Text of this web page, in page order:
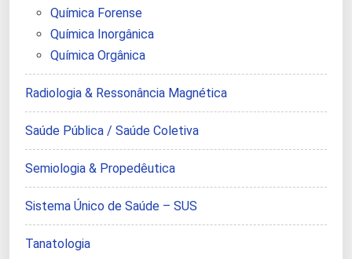
Química Forense
Química Inorgânica
Química Orgânica
Radiologia & Ressonância Magnética
Saúde Pública / Saúde Coletiva
Semiologia & Propedêutica
Sistema Único de Saúde – SUS
Tanatologia